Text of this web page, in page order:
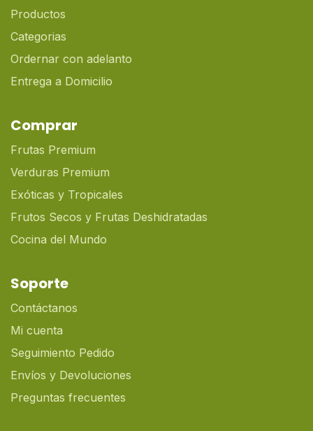
Productos
Categorias
Ordernar con adelanto
Entrega a Domicilio
Comprar
Frutas Premium
Verduras Premium
Exóticas y Tropicales
Frutos Secos y Frutas Deshidratadas
Cocina del Mundo
Soporte
Contáctanos
Mi cuenta
Seguimiento Pedido
Envíos y Devoluciones
Preguntas frecuentes